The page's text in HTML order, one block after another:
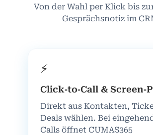
Von der Wahl per Klick bis
Gesprächsnotiz im
⚡
Click‑to‑Call &
Direkt aus Kontakten,
Deals wählen. Bei
Calls öffnet CUMAS365